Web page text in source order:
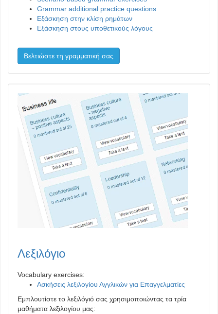
Grammar additional practice questions
Εξάσκηση στην κλίση ρημάτων
Εξάσκηση στους υποθετικούς λόγους
Βελτιώστε τη γραμματική σας
Λεξιλόγιο
Vocabulary exercises:
Ασκήσεις λεξιλογίου Αγγλικών για Επαγγελματίες
Εμπλουτίστε το λεξιλόγιό σας χρησιμοποιώντας τα τρία
μαθήματα λεξιλογίου μας: